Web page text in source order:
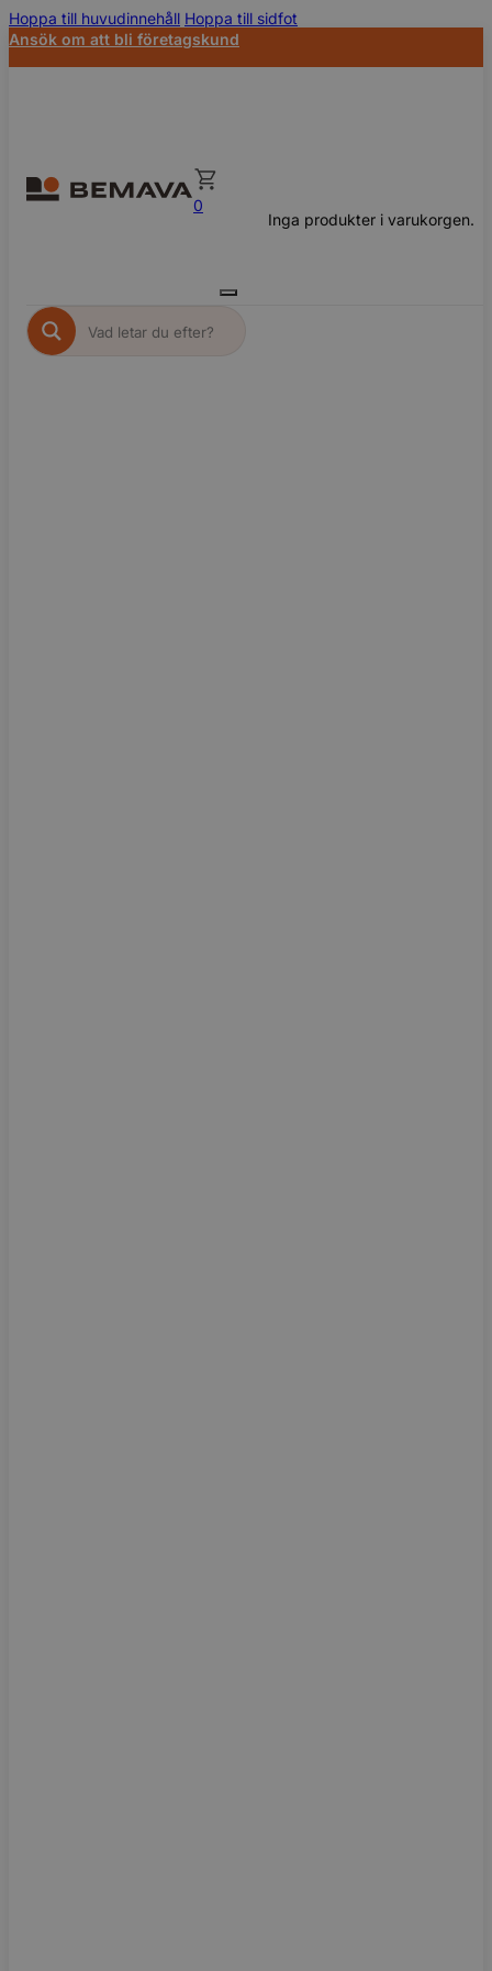
Hoppa till huvudinnehåll Hoppa till sidfot
Ansök om att bli företagskund
0
Inga produkter i varukorgen.